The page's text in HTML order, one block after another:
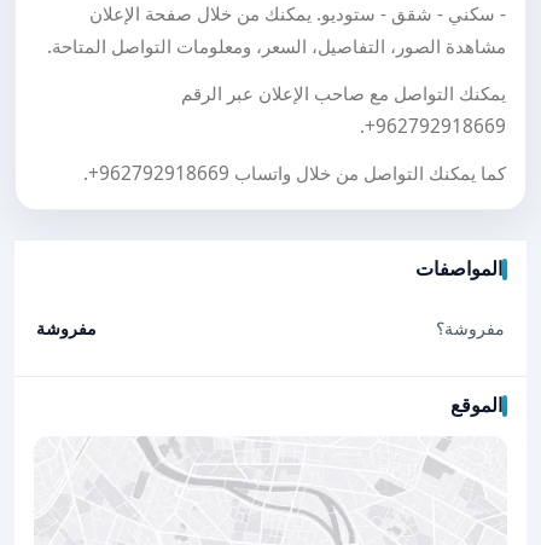
- سكني - شقق - ستوديو. يمكنك من خلال صفحة الإعلان
مشاهدة الصور، التفاصيل، السعر، ومعلومات التواصل المتاحة.
يمكنك التواصل مع صاحب الإعلان عبر الرقم
+962792918669
.
كما يمكنك التواصل من خلال واتساب +962792918669
.
المواصفات
مفروشة؟ مفروشة
الموقع